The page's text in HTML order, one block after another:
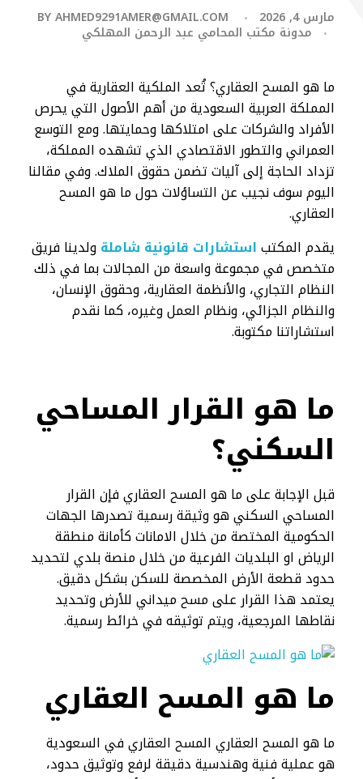
مارس 4, 2026 BYAHMED9291AMER@GMAIL.COM
مدونة مكتب المحامي عبد الرحمن المهلكي
ما هو المسح العقاري؟ تُعد الملكية العقارية في
المملكة العربية السعودية من أهم الأصول التي يحرص
الأفراد والشركات على امتلاكها وحمايتها. ومع التوسع
العمراني والتطور الاقتصادي الذي تشهده المملكة،
تزداد الحاجة إلى آليات تضمن حقوق الملاك. وفي مقالنا
اليوم سوف نجيب عن التساؤلات حول ما هو المسح
العقاري.
يقدم المكتباستشارات قانونية شاملةولدينا فريق
متخصص في مجموعة واسعة من المجالات بما في ذلك
النظام التجاري، والأنظمة العقارية، وحقوق الإنسان،
والنظام الجزائي، ونظام العمل وغيره، كما نقدم
استشاراتنا مكتوبة.
ما هو القرار المساحي
السكني؟
قبل الإجابة على ما هو المسح العقاري فإن القرار
المساحي السكني هو وثيقة رسمية تصدرها الجهات
الحكومية المختصة من خلال الامانات كأمانة منطقة
الرياض او البلديات الفرعية من خلال منصة بلدي لتحديد
حدود قطعة الأرض المخصصة للسكن بشكل دقيق.
يعتمد هذا القرار على مسح ميداني للأرض وتحديد
نقاطها المرجعية، ويتم توثيقه في خرائط رسمية.
ما هو المسح العقاري
ما هو المسح العقاري المسح العقاري في السعودية
هو عملية فنية وهندسية دقيقة لرفع وتوثيق حدود،